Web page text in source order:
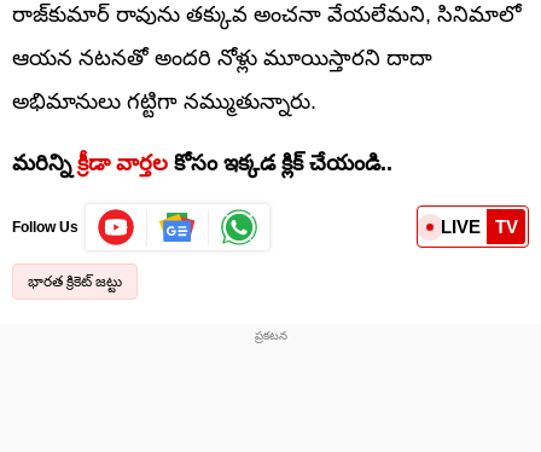
రాజ్‌కుమార్ రావును తక్కువ అంచనా వేయలేమని, సినిమాలో
ఆయన నటనతో అందరి నోళ్లు మూయిస్తారని దాదా
అభిమానులు గట్టిగా నమ్ముతున్నారు.
మరిన్ని క్రీడా వార్తల కోసం ఇక్కడ క్లిక్ చేయండి..
Follow Us LIVE TV
భారత క్రికెట్ జట్టు